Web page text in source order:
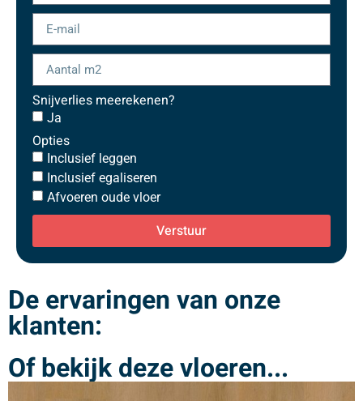
Snijverlies meerekenen?
Ja
Opties
Inclusief leggen
Inclusief egaliseren
Afvoeren oude vloer
Verstuur
De ervaringen van onze
klanten:
Of bekijk deze vloeren...